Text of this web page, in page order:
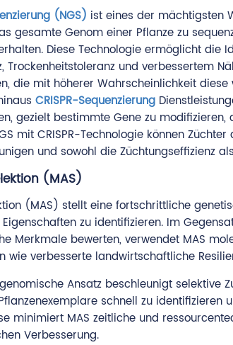
(NGS) ist eines der mächtigsten
gesamte Genom einer Pflanze zu
Diese Technologie ermöglicht die
Trockenheitstoleranz und verbessertem
die mit höherer Wahrscheinlichkeit
CRISPR-Sequenzierung
gezielt bestimmte Gene zu
mit CRISPR-Technologie können
und sowohl die Züchtungseffizienz
(MAS)
(MAS) stellt eine fortschrittliche
zu identifizieren. Im
Merkmale bewerten, verwendet MAS
wie verbesserte landwirtschaftliche
Ansatz beschleunigt selektive
schnell zu identifizieren
minimiert MAS zeitliche und
Verbesserung.